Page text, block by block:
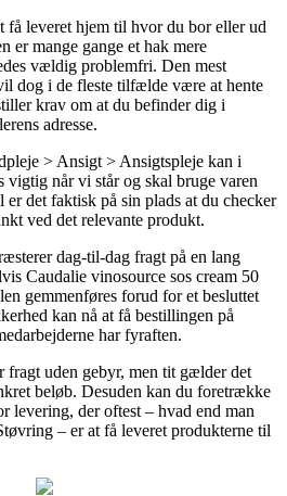
få leveret hjem til hvor du bor eller ud
er mange gange et hak mere
vældig problemfri. Den mest
dog i de fleste tilfælde være at hente
krav om at du befinder dig i
adresse.
> Ansigt > Ansigtspleje kan i
når vi står og skal bruge varen
er det faktisk på sin plads at du checker
ved det relevante produkt.
dag-til-dag fragt på en lang
Caudalie vinosource sos cream 50
gemmenføres forud for et besluttet
kan nå at få bestillingen på
har fyraften.
fragt uden gebyr, men tit gælder det
beløb. Desuden kan du foretrække
levering, der oftest – hvad end man
– er at få leveret produkterne til